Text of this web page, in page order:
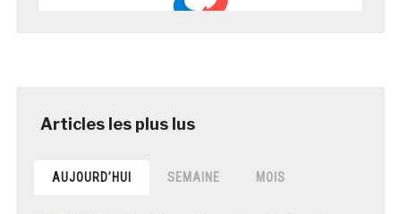
AUJOURD’HUI SEMAINE MOIS